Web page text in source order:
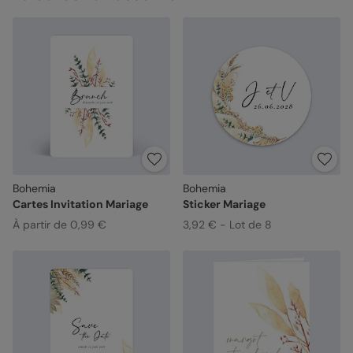
Bohemia
Cartes Invitation Mariage
À partir de 0,99 €
Bohemia
Sticker Mariage
3,92 € - Lot de 8